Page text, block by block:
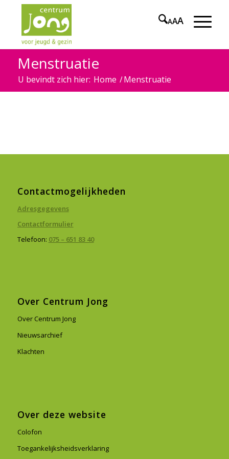
AAA
Menstruatie
U bevindt zich hier: Home /Menstruatie
Contactmogelijkheden
Adresgegevens
Contactformulier
Telefoon: 075 – 651 83 40
Over Centrum Jong
Over Centrum Jong
Nieuwsarchief
Klachten
Over deze website
Colofon
Toegankelijksheidsverklaring